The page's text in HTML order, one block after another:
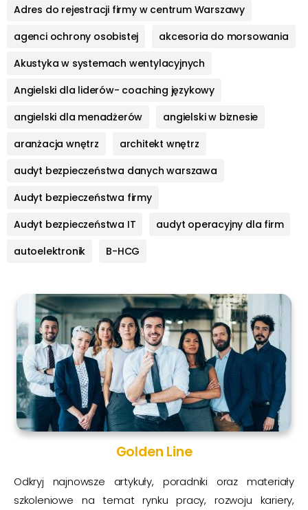
Adres do rejestracji firmy w centrum Warszawy
agenci ochrony osobistej
akcesoria do morsowania
Akustyka w systemach wentylacyjnych
Angielski dla liderów- coaching językowy
angielski dla menadżerów
angielski w biznesie
aranżacja wnętrz
architekt wnętrz
audyt bezpieczeństwa danych warszawa
Audyt bezpieczeństwa firmy
Audyt bezpieczeństwa IT
audyt operacyjny dla firm
autoelektronik
B-HCG
Golden Line
Odkryj najnowsze artykuły, poradniki oraz materiały
szkoleniowe na temat rynku pracy, rozwoju kariery,